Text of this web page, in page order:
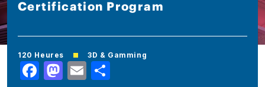
Certification Program
120 Heures 3D & Gamming
Facebook
Mastodon
Email